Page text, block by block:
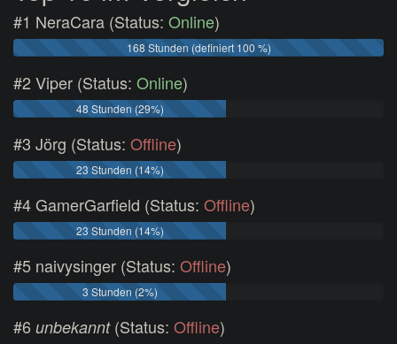
#1 NeraCara (Status: Online)
168 Stunden (definiert 100 %)
#2 Viper (Status: Online)
48 Stunden (29%)
#3 Jörg (Status: Offline)
23 Stunden (14%)
#4 GamerGarfield (Status: Offline)
23 Stunden (14%)
#5 naivysinger (Status: Offline)
3 Stunden (2%)
#6 unbekannt(Status: Offline)